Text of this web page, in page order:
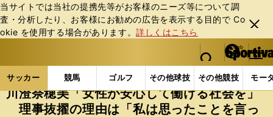
当サイトでは当社の提携先等がお客様のニーズ等について調
査・分析したり、お客様にお勧めの広告を表⽰する⽬的で Co
okie を使⽤する場合があります。詳しくはこちら
閉じ
る
web Sportiva (webスポルティーバ)
検索
マイペ
ー
ジ
メニュ
サッカー 競馬 ゴルフ その他球技 その他競技 モー
ス
ポ
ル
サッカーの記事一覧 サッカー代表 なでしこジャパ
川澄奈穂美「女性が安心して働ける社会を」
理事抜擢の理由は「私は思ったことを言っ